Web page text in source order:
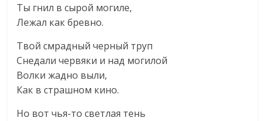
Ты гнил в сырой могиле,
Лежал как бревно.
Твой смрадный черный труп
Снедали червяки и над могилой
Волки жадно выли,
Как в страшном кино.
Но вот чья-то светлая тень